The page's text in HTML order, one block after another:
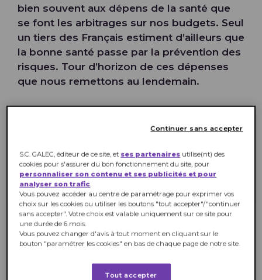
bien souvent aux dépens de la santé que
se font les arbitrages sur nos budgets. Seul
un tiers des Français estiment d’ailleurs que
la bonne santé passe par la prévention des
risques. Tour d’horizon de ces dépenses
que nous remettons au lendemain.
Les données et les enseignements présentés dans cet article se basentsur
par IPSOS pour l’Observatoire E.Leclerc des Nouvelles Consommations.
EN SAVOIR PLUS
La plupart des Français
retardent leur visite chez le
Continuer sans accepter
S.C. GALEC, éditeur de ce site, et ses partenaires utilise(nt) des
cookies pour s'assurer du bon fonctionnement du site, pour
personnaliser son contenu et ses publicités et pour
analyser son trafic
Vous pouvez accéder au centre de paramétrage pour exprimer vos
choix sur les cookies ou utiliser les boutons "tout accepter"/"continuer
sans accepter". Votre choix est valable uniquement sur ce site pour
une durée de 6 mois.
Vous pouvez changer d'avis à tout moment en cliquant sur le
bouton "paramétrer les cookies" en bas de chaque page de notre site.
Tout accepter